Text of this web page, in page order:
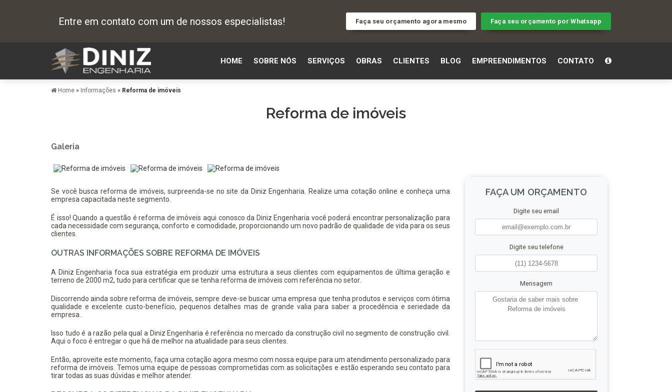
Entre em contato com um de nossos especialistas! Faça seu orçamento agora mesmo Faça seu orçamento por Whatsapp
HOME SOBRE NÓS SERVIÇOS OBRAS CLIENTES BLOG EMPREENDIMENTOS CONTATO
Home » Informações » Reforma de imóveis
Reforma de imóveis
Galeria
Se você busca reforma de imóveis, surpreenda-se no site da Diniz Engenharia. Realize uma cotação online e conheça uma
empresa capacitada neste segmento.
É isso! Quando a questão éreforma de imóveis aqui conosco da Diniz Engenharia você poderá encontrar personalização para
cada necessidade com segurança, conforto e comodidade, proporcionando um novo padrão de qualidade de vida para os seus
clientes.
OUTRAS INFORMAÇÕES SOBRE REFORMA DE IMÓVEIS
A Diniz Engenharia foca sua estratégia em produzir uma estrutura a seus clientes com equipamentos de última geração e
terreno de 2000 m2, tudo para certificar que se tenhareforma de imóveis com referência no setor.
Discorrendo ainda sobrereforma de imóveis, sempre deve-se buscar uma empresa que tenha produtos e serviços com ótima
qualidade e excelente custo-benefício, pequenos detalhes mas de grande valia para saber a procedência e seriedade da
empresa.
Isso tudo é a razão pela qual a Diniz Engenharia é referência no mercado da construção civil no segmento de construção civil.
Aqui o foco é entregar o que há de melhor na atualidade para seus clientes.
Então, aproveite este momento, faça uma cotação agora mesmo com nossa equipe para um atendimento personalizado para
reforma de imóveis. Temos uma equipe de pessoas comprometidas com as solicitações e estão esperando seu contato para
tirar todas as suas dúvidas e melhor atender.
FAÇA UM ORÇAMENTO
Digite seu email
Digite seu telefone
Mensagem